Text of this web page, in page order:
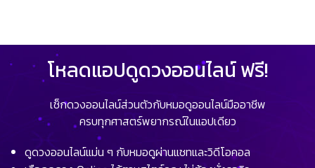
โหลดแอปดูดวงออนไลน์ ฟรี!
เช็กดวงออนไลน์ส่วนตัวกับหมอดูออนไลน์มืออาชีพ
ครบทุกศาสตร์พยากรณ์ในแอปเดียว
ดูดวงออนไลน์แม่น ๆ กับหมอดูผ่านแชทและวิดีโอคอล